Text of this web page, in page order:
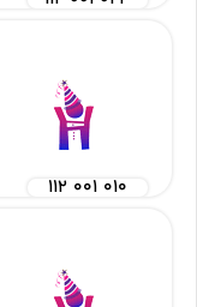
۱۱۲ ۰۰۱ ۰۱۰